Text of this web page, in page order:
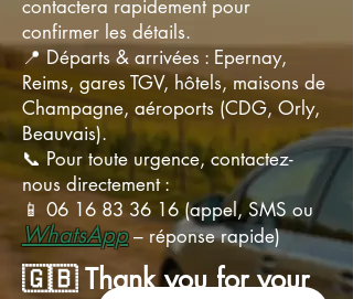
contactera rapidement pour
confirmer les détails.
📍 Départs & arrivées : Epernay,
Reims, gares TGV, hôtels, maisons de
Champagne, aéroports (CDG, Orly,
Beauvais).
📞 Pour toute urgence, contactez-
nous directement :
📱 06 16 83 36 16 (appel, SMS ou
WhatsApp– réponse rapide)
🇬🇧 Thank you for your